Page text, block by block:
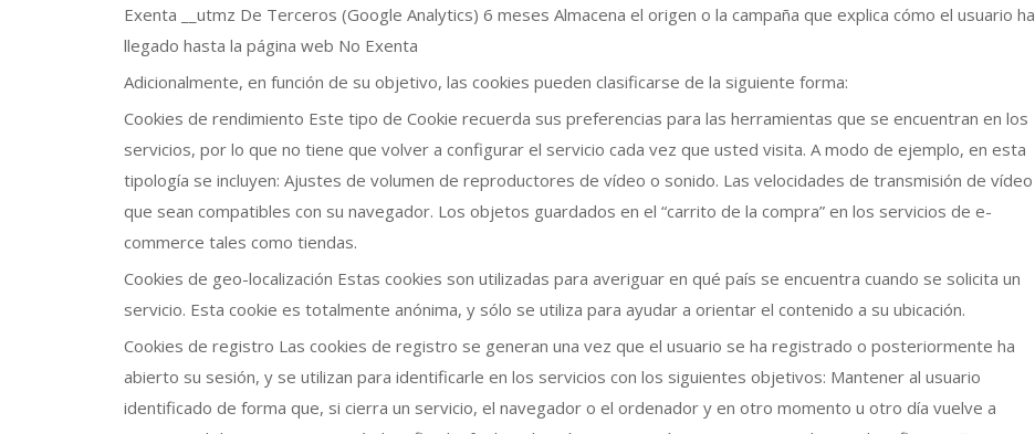
Exenta __utmz De Terceros (Google Analytics) 6 meses Almacena el origen o la campaña que explica cómo el usuario ha
llegado hasta la página web No Exenta
Adicionalmente, en función de su objetivo, las cookies pueden clasificarse de la siguiente forma:
Cookies de rendimiento Este tipo de Cookie recuerda sus preferencias para las herramientas que se encuentran en los
servicios, por lo que no tiene que volver a configurar el servicio cada vez que usted visita. A modo de ejemplo, en esta
tipología se incluyen: Ajustes de volumen de reproductores de vídeo o sonido. Las velocidades de transmisión de vídeo
que sean compatibles con su navegador. Los objetos guardados en el “carrito de la compra” en los servicios de e-
commerce tales como tiendas.
Cookies de geo-localización Estas cookies son utilizadas para averiguar en qué país se encuentra cuando se solicita un
servicio. Esta cookie es totalmente anónima, y sólo se utiliza para ayudar a orientar el contenido a su ubicación.
Cookies de registro Las cookies de registro se generan una vez que el usuario se ha registrado o posteriormente ha
abierto su sesión, y se utilizan para identificarle en los servicios con los siguientes objetivos: Mantener al usuario
identificado de forma que, si cierra un servicio, el navegador o el ordenador y en otro momento u otro día vuelve a